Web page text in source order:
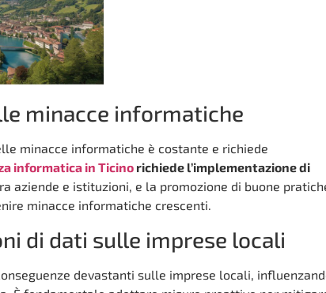
minacce informatiche
minacce informatiche è costante e richiede
informatica in Ticinorichiede l’implementazione di
aziende e istituzioni, e la promozione di buone
minacce informatiche crescenti.
di dati sulle imprese locali
devastanti sulle imprese locali,